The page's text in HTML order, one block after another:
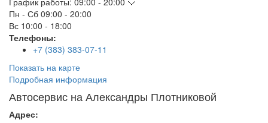
Пн - Сб 09:00 - 20:00
Вс 10:00 - 18:00
Телефоны:
+7 (383) 383-07-11
Показать на карте
Подробная информация
Автосервис на Александры Плотниковой
Адрес: